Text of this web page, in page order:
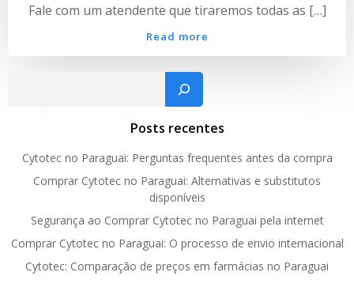
Fale com um atendente que tiraremos todas as […]
Read more
Pesquisar
Posts recentes
Cytotec no Paraguai: Perguntas frequentes antes da compra
Comprar Cytotec no Paraguai: Alternativas e substitutos
disponíveis
Segurança ao Comprar Cytotec no Paraguai pela internet
Comprar Cytotec no Paraguai: O processo de envio internacional
Cytotec: Comparação de preços em farmácias no Paraguai